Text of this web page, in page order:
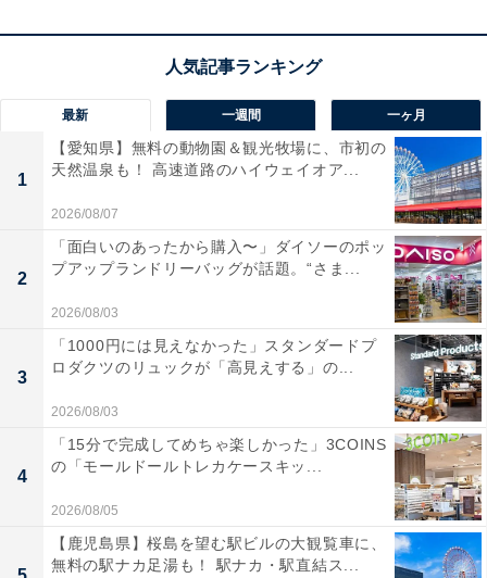
トまでずっと入浴可能で満足度が高かったです」という
声があがっています。落ち着いた和の空間で旬の味覚を
味わいたい人や、四季折々の自然を感じながら名湯をゆ
ったり楽しみたい人におすすめの宿です。
楽天トラベルの「5と0のつく日」キャンペーンと
は？
最新 一週間 一ヶ月
1
【愛知県】無料の動物園＆観光牧場に、市初の
天然温泉も！ 高速道路のハイウェイオア...
2026/08/07
2
「面白いのあったから購入〜」ダイソーのポッ
プアップランドリーバッグが話題。“さま...
2026/08/03
3
「1000円には見えなかった」スタンダードプ
ロダクツのリュックが「高見えする」の...
2026/08/03
4
「15分で完成してめちゃ楽しかった」3COINS
の「モールドールトレカケースキッ...
2026/08/05
【鹿児島県】桜島を望む駅ビルの大観覧車に、
無料の駅ナカ足湯も！ 駅ナカ・駅直結ス...